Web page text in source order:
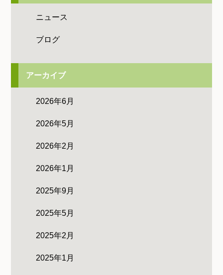
ニュース
ブログ
アーカイブ
2026年6月
2026年5月
2026年2月
2026年1月
2025年9月
2025年5月
2025年2月
2025年1月